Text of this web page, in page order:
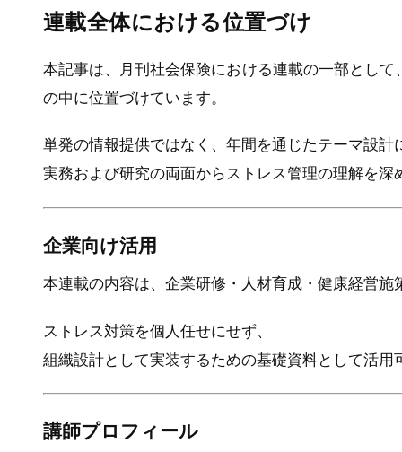
連載全体における位置づけ
本記事は、月刊社会保険における連載の一部とし
の中に位置づけています。
単発の情報提供ではなく、年間を通じたテーマ設計
実務および研究の両面からストレス管理の理解を深
企業向け活用
本連載の内容は、企業研修・人材育成・健康経営
ストレス対策を個人任せにせず、
組織設計として実装するための基礎資料として活用
講師プロフィール